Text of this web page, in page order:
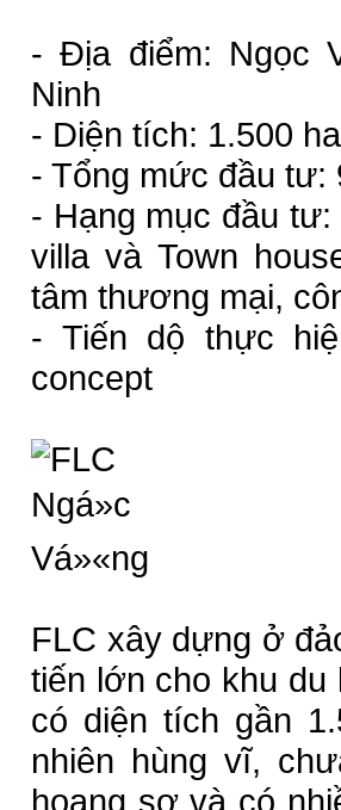
- Địa điểm: Ngọc
Ninh
- Diện tích: 1.500 ha
- Tổng mức đầu tư:
- Hạng mục đầu
villa và Town
tâm thương mại,
- Tiến dộ thực
concept
FLC xây dựng ở
tiến lớn cho khu
có diện tích gần
nhiên hùng vĩ,
hoang sơ và có